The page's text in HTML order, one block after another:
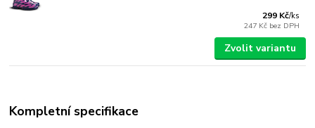
299 Kč/ks
247 Kč bez DPH
Zvolit variantu
Kompletní specifikace